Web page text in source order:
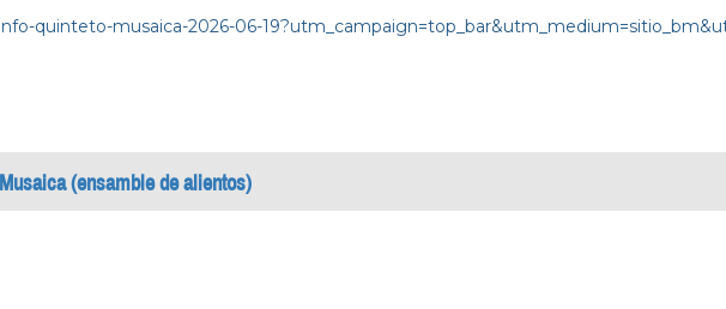
quinteto-musaica-2026-06-
(ensamble de alientos)